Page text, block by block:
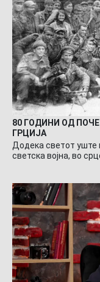
80 ГОДИНИ ОД
ГРЦИЈА
Додека светот уште
светска војна, во